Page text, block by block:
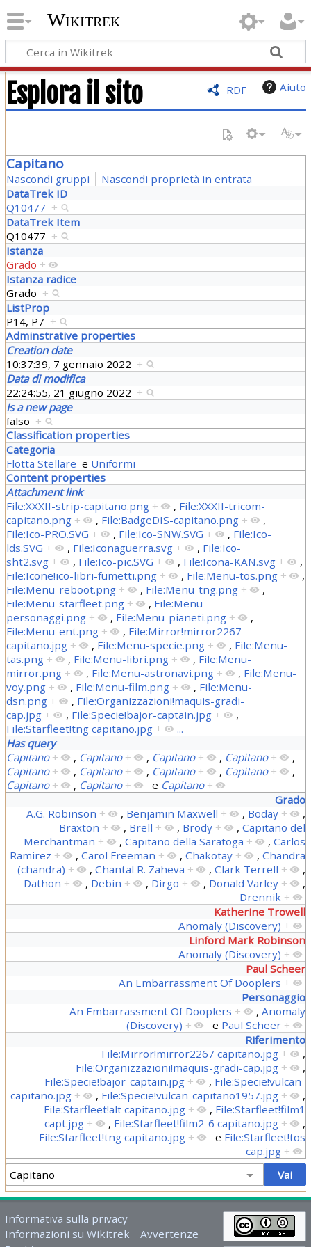
Wikitrek
RDF Aiuto
Esplora il sito
Capitano
Nascondi gruppi
Nascondi proprietà in entrata
DataTrek ID
Q10477 +
DataTrek Item
Q10477 +
Istanza
Grado +
Istanza radice
Grado +
ListProp
P14, P7 +
Adminstrative properties
Creation date
10:37:39, 7 gennaio 2022 +
Data di modifica
22:24:55, 21 giugno 2022 +
Is a new page
falso +
Classification properties
Categoria
Flotta Stellare e Uniformi
Content properties
Attachment link
File:XXXII-strip-capitano.png + , File:XXXII-tricom-
capitano.png + , File:BadgeDIS-capitano.png +
,
File:Ico-PRO.SVG + , File:Ico-SNW.SVG + , File:Ico-
lds.SVG + , File:Iconaguerra.svg + , File:Ico-
sht2.svg + , File:Ico-pic.SVG + , File:Icona-KAN.svg +
,
File:Icone!ico-libri-fumetti.png + , File:Menu-tos.png +
,
File:Menu-reboot.png + , File:Menu-tng.png +
,
File:Menu-starfleet.png + , File:Menu-
personaggi.png + , File:Menu-pianeti.png +
,
File:Menu-ent.png + , File:Mirror!mirror2267
capitano.jpg + , File:Menu-specie.png + , File:Menu-
tas.png + , File:Menu-libri.png + , File:Menu-
mirror.png + , File:Menu-astronavi.png + , File:Menu-
voy.png + , File:Menu-film.png + , File:Menu-
dsn.png + , File:Organizzazioni!maquis-gradi-
cap.jpg + , File:Specie!bajor-captain.jpg +
,
File:Starfleet!tng capitano.jpg +
...
Has query
Capitano + , Capitano + , Capitano + , Capitano +
,
Capitano + , Capitano + , Capitano + , Capitano +
,
Capitano + , Capitano + e Capitano +
Grado
A.G. Robinson + , Benjamin Maxwell + , Boday +
,
Braxton + , Brell + , Brody + ,Capitano del
Merchantman + ,Capitano della Saratoga + ,Carlos
Ramirez + ,Carol Freeman + ,Chakotay + ,Chandra
(chandra) + ,Chantal R. Zaheva + ,Clark Terrell +
,
Dathon + , Debin + , Dirgo + , Donald Varley +
,
Drennik +
Katherine Trowell
Anomaly (Discovery) +
Linford Mark Robinson
Anomaly (Discovery) +
Paul Scheer
An Embarrassment Of Dooplers +
Personaggio
An Embarrassment Of Dooplers + ,Anomaly
(Discovery) + e Paul Scheer +
Riferimento
File:Mirror!mirror2267 capitano.jpg +
,
File:Organizzazioni!maquis-gradi-cap.jpg +
,
File:Specie!bajor-captain.jpg + , File:Specie!vulcan-
capitano.jpg + , File:Specie!vulcan-capitano1957.jpg +
,
File:Starfleet!alt capitano.jpg + , File:Starfleet!film1
capt.jpg + , File:Starfleet!film2-6 capitano.jpg +
,
File:Starfleet!tng capitano.jpg + e File:Starfleet!tos
cap.jpg +
Informativa sulla privacy
Informazioni su Wikitrek
Avvertenze